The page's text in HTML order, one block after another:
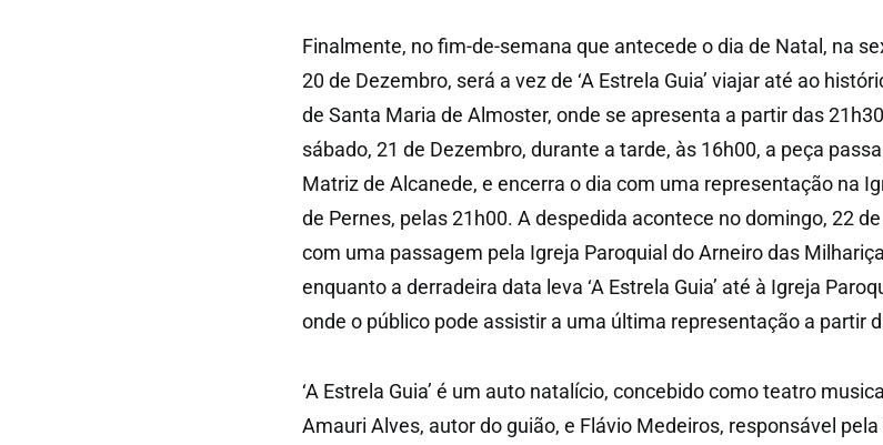
Finalmente, no fim-de-semana que antecede o dia de Natal, na
20 de Dezembro, será a vez de ‘A Estrela Guia’ viajar até ao
de Santa Maria de Almoster, onde se apresenta a partir das
sábado, 21 de Dezembro, durante a tarde, às 16h00, a peça
Matriz de Alcanede, e encerra o dia com uma representação na
de Pernes, pelas 21h00. A despedida acontece no domingo, 22
com uma passagem pela Igreja Paroquial do Arneiro das
enquanto a derradeira data leva ‘A Estrela Guia’ até à Igreja
onde o público pode assistir a uma última representação a partir
‘A Estrela Guia’ é um auto natalício, concebido como teatro
Amauri Alves, autor do guião, e Flávio Medeiros, responsável